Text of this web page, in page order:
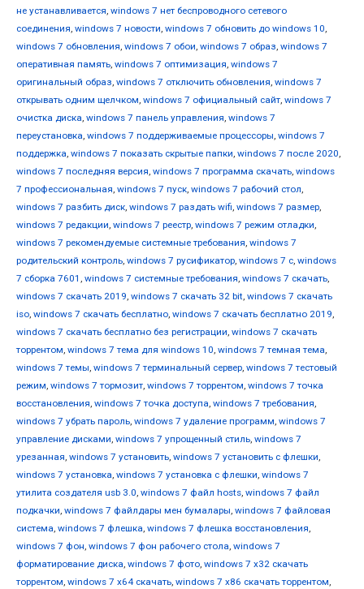
не устанавливается, windows 7 нет беспроводного сетевого
соединения, windows 7 новости, windows 7 обновить до windows 10,
windows 7 обновления, windows 7 обои, windows 7 образ, windows 7
оперативная память, windows 7 оптимизация, windows 7
оригинальный образ, windows 7 отключить обновления, windows 7
открывать одним щелчком, windows 7 официальный сайт, windows 7
очистка диска, windows 7 панель управления, windows 7
переустановка, windows 7 поддерживаемые процессоры, windows 7
поддержка, windows 7 показать скрытые папки, windows 7 после 2020,
windows 7 последняя версия, windows 7 программа скачать, windows
7 профессиональная, windows 7 пуск, windows 7 рабочий стол,
windows 7 разбить диск, windows 7 раздать wifi, windows 7 размер,
windows 7 редакции, windows 7 реестр, windows 7 режим отладки,
windows 7 рекомендуемые системные требования, windows 7
родительский контроль, windows 7 русификатор, windows 7 с, windows
7 сборка 7601 , windows 7 системные требования, windows 7 скачать,
windows 7 скачать 2019, windows 7 скачать 32 bit, windows 7 скачать
iso, windows 7 скачать бесплатно, windows 7 скачать бесплатно 2019,
windows 7 скачать бесплатно без регистрации, windows 7 скачать
торрентом, windows 7 тема для windows 10, windows 7 темная тема,
windows 7 темы, windows 7 терминальный сервер, windows 7 тестовый
режим, windows 7 тормозит, windows 7 торрентом, windows 7 точка
восстановления, windows 7 точка доступа, windows 7 требования,
windows 7 убрать пароль, windows 7 удаление программ, windows 7
управление дисками, windows 7 упрощенный стиль, windows 7
урезанная, windows 7 установить, windows 7 установить с флешки,
windows 7 установка, windows 7 установка с флешки, windows 7
утилита создателя usb 3.0, windows 7 файл hosts, windows 7 файл
подкачки, windows 7 файлдары мен бумалары, windows 7 файловая
система, windows 7 флешка, windows 7 флешка восстановления,
windows 7 фон, windows 7 фон рабочего стола, windows 7
форматирование диска, windows 7 фото, windows 7 х32 скачать
торрентом, windows 7 х64 скачать, windows 7 х86 скачать торрентом,